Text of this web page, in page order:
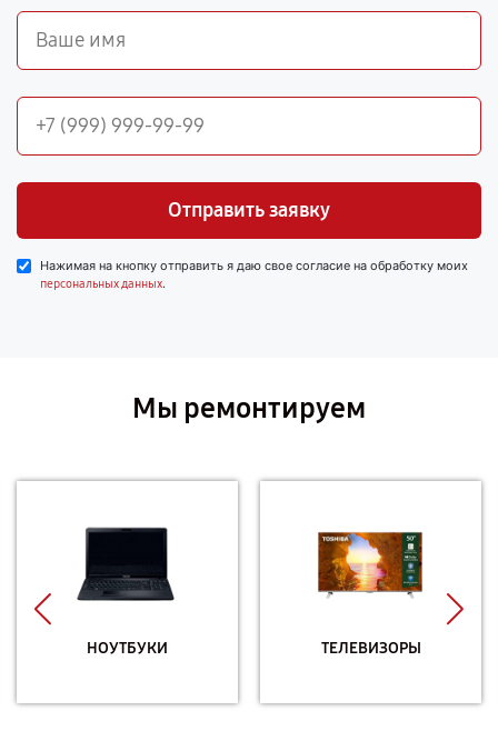
Отправить заявку
Нажимая на кнопку отправить я даю свое согласие на обработку моих
персональных данных.
Мы ремонтируем
НОУТБУКИ ТЕЛЕВИЗОРЫ